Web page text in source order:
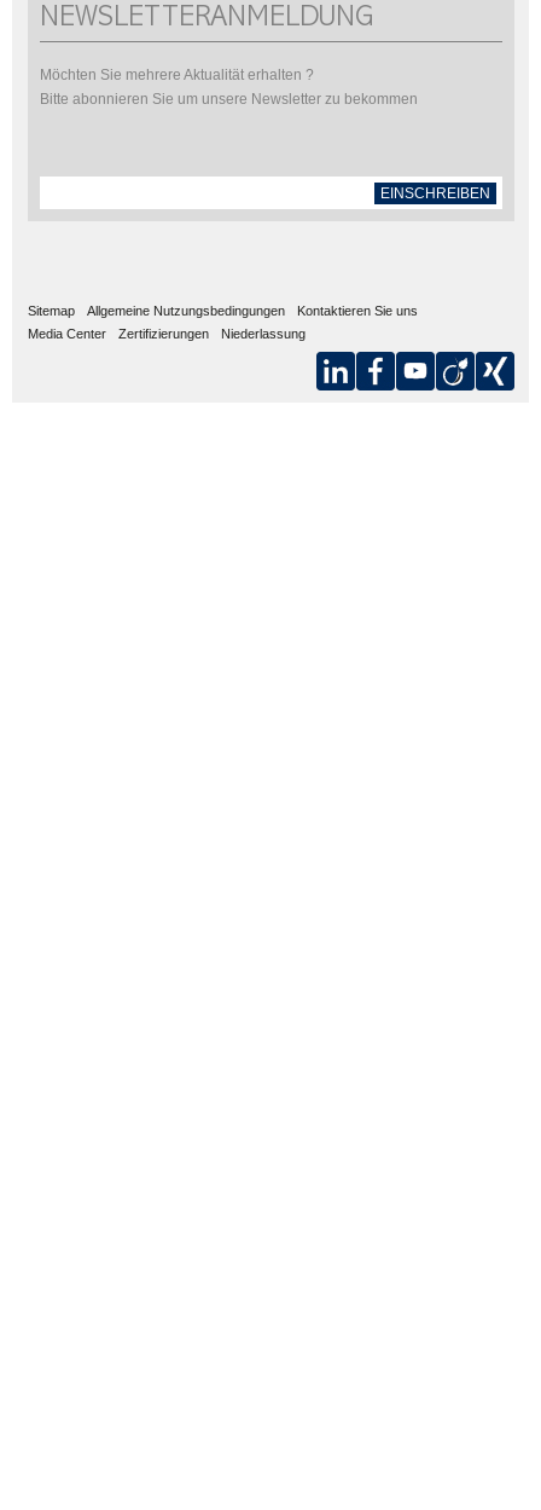
NEWSLETTERANMELDUNG
Möchten Sie mehrere Aktualität erhalten ?
Bitte abonnieren Sie um unsere Newsletter zu bekommen
EINSCHREIBEN
Sitemap Allgemeine Nutzungsbedingungen
Kontaktieren Sie uns
Media Center
Zertifizierungen Niederlassung